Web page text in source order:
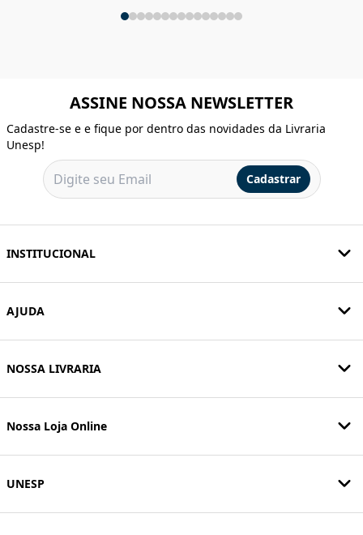
ASSINE NOSSA NEWSLETTER
Cadastre-se e e fique por dentro das novidades da Livraria
Unesp!
Cadastrar
INSTITUCIONAL
AJUDA
NOSSA LIVRARIA
Nossa Loja Online
UNESP